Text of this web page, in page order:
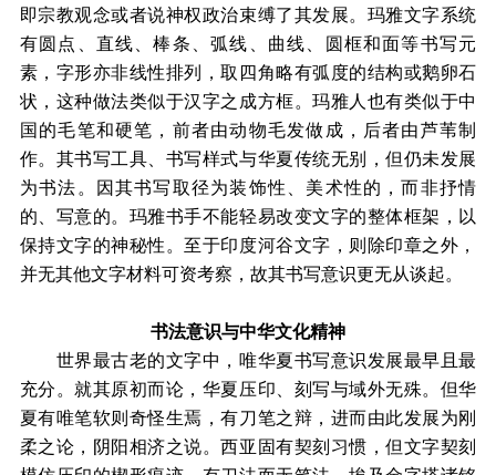
即宗教观念或者说神权政治束缚了其发展。玛雅文字系统
有圆点、直线、棒条、弧线、曲线、圆框和面等书写元
素，字形亦非线性排列，取四角略有弧度的结构或鹅卵石
状，这种做法类似于汉字之成方框。玛雅人也有类似于中
国的毛笔和硬笔，前者由动物毛发做成，后者由芦苇制
作。其书写工具、书写样式与华夏传统无别，但仍未发展
为书法。因其书写取径为装饰性、美术性的，而非抒情
的、写意的。玛雅书手不能轻易改变文字的整体框架，以
保持文字的神秘性。至于印度河谷文字，则除印章之外，
并无其他文字材料可资考察，故其书写意识更无从谈起。
书法意识与中华文化精神
世界最古老的文字中，唯华夏书写意识发展最早且最
充分。就其原初而论，华夏压印、刻写与域外无殊。但华
夏有唯笔软则奇怪生焉，有刀笔之辩，进而由此发展为刚
柔之论，阴阳相济之说。西亚固有契刻习惯，但文字契刻